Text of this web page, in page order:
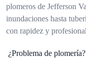
plomeros de Jefferson
inundaciones hasta
con rapidez y
¿Problema de